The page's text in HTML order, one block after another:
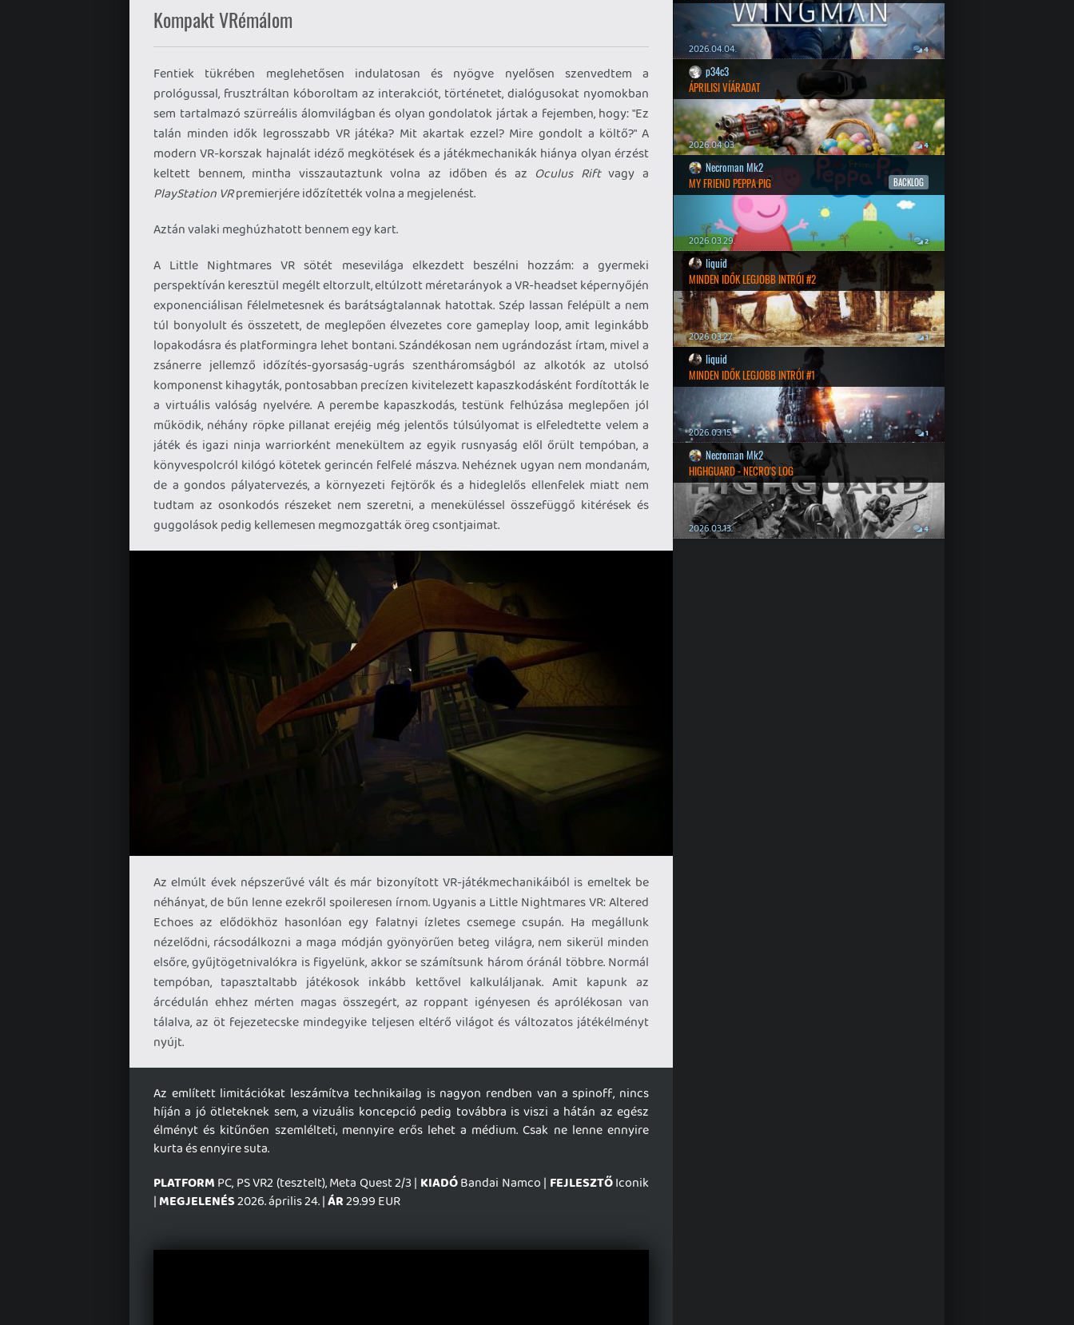
Kompakt VRémálom
Fentiek tükrében meglehetősen indulatosan és nyögve nyelősen szenvedtem a
prológussal, frusztráltan kóboroltam az interakciót, történetet, dialógusokat nyomokban
sem tartalmazó szürreális álomvilágban és olyan gondolatok jártak a fejemben, hogy: "Ez
talán minden idők legrosszabb VR játéka? Mit akartak ezzel? Mire gondolt a költő?" A
modern VR-korszak hajnalát idéző megkötések és a játékmechanikák hiánya olyan érzést
keltett bennem, mintha visszautaztunk volna az időben és az Oculus Riftvagy a
PlayStation VRpremierjére időzítették volna a megjelenést.
Aztán valaki meghúzhatott bennem egy kart.
A Little Nightmares VR sötét mesevilága elkezdett beszélni hozzám: a gyermeki
perspektíván keresztül megélt eltorzult, eltúlzott méretarányok a VR-headset képernyőjén
exponenciálisan félelmetesnek és barátságtalannak hatottak. Szép lassan felépült a nem
túl bonyolult és összetett, de meglepően élvezetes core gameplay loop, amit leginkább
lopakodásra és platformingra lehet bontani. Szándékosan nem ugrándozást írtam, mivel a
zsánerre jellemző időzítés-gyorsaság-ugrás szentháromságból az alkotók az utolsó
komponenst kihagyták, pontosabban precízen kivitelezett kapaszkodásként fordították le
a virtuális valóság nyelvére. A perembe kapaszkodás, testünk felhúzása meglepően jól
működik, néhány röpke pillanat erejéig még jelentős túlsúlyomat is elfeledtette velem a
játék és igazi ninja warriorként menekültem az egyik rusnyaság elől őrült tempóban, a
könyvespolcról kilógó kötetek gerincén felfelé mászva. Nehéznek ugyan nem mondanám,
de a gondos pályatervezés, a környezeti fejtörők és a hideglelős ellenfelek miatt nem
tudtam az osonkodós részeket nem szeretni, a meneküléssel összefüggő kitérések és
guggolások pedig kellemesen megmozgatták öreg csontjaimat.
Az elmúlt évek népszerűvé vált és már bizonyított VR-játékmechanikáiból is emeltek be
néhányat, de bűn lenne ezekről spoileresen írnom. Ugyanis a Little Nightmares VR: Altered
Echoes az elődökhöz hasonlóan egy falatnyi ízletes csemege csupán. Ha megállunk
nézelődni, rácsodálkozni a maga módján gyönyörűen beteg világra, nem sikerül minden
elsőre, gyűjtögetnivalókra is figyelünk, akkor se számítsunk három óránál többre. Normál
tempóban, tapasztaltabb játékosok inkább kettővel kalkuláljanak. Amit kapunk az
árcédulán ehhez mérten magas összegért, az roppant igényesen és aprólékosan van
tálalva, az öt fejezetecske mindegyike teljesen eltérő világot és változatos játékélményt
nyújt.
Az említett limitációkat leszámítva technikailag is nagyon rendben van a spinoff, nincs
híján a jó ötleteknek sem, a vizuális koncepció pedig továbbra is viszi a hátán az egész
élményt és kitűnően szemlélteti, mennyire erős lehet a médium. Csak ne lenne ennyire
kurta és ennyire suta.
PLATFORM PC, PS VR2 (tesztelt), Meta Quest 2/3 | KIADÓBandai Namco | FEJLESZTŐIconik
| MEGJELENÉS2026. április 24. |ÁR29.99 EUR
2026.04.04. 4
p34c3
ÁPRILISI VÍÁRADAT
2026.04.03. 4
Necroman Mk2
MY FRIEND PEPPA PIG
BACKLOG
2026.03.29. 2
liquid
MINDEN IDŐK LEGJOBB INTRÓI #2
2026.03.27. 1
liquid
MINDEN IDŐK LEGJOBB INTRÓI #1
2026.03.15. 1
Necroman Mk2
HIGHGUARD - NECRO'S LOG
2026.03.13. 4